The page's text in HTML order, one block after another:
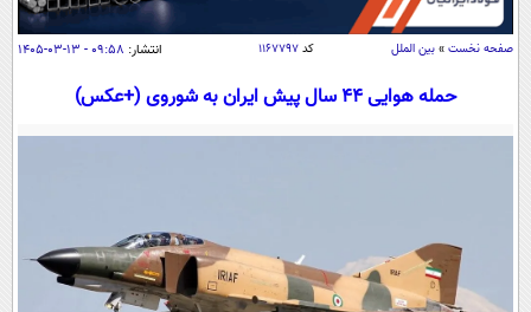
اقتصاد
اقتصادی
جامعه
یک برش دانایی
محیط زیست
علم و دانش
فناوری و It
قرآن
صفحه نخست » بین الملل کد ۱۱۶۷۷۹۷ انتشار: ۰۹:۵۸ - ۱۳-۰۳-۱۴۰۵
حمله هوایی 44 سال پیش ایران به شوروی (+عکس)